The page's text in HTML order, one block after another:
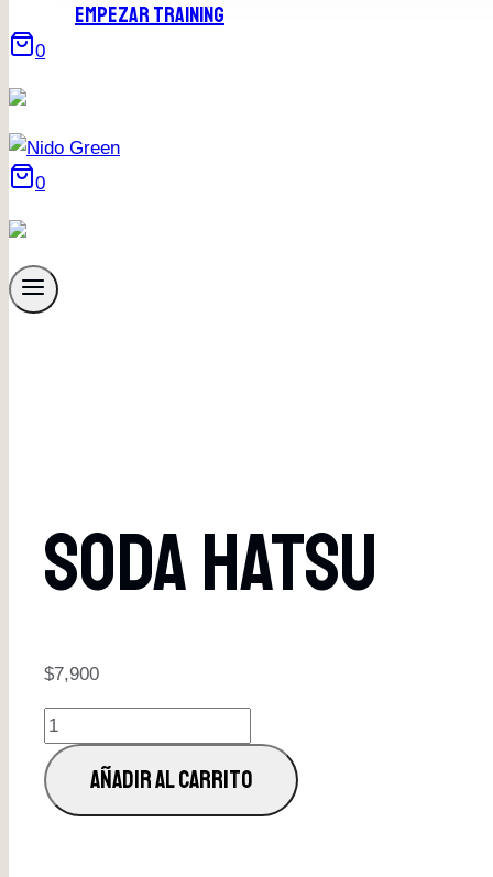
EMPEZAR TRAINING
0
0
Soda Hatsu
$7,900
Soda
Hatsu
cantidadAÑADIR AL CARRITO